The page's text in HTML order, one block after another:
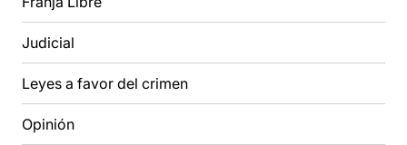
Judicial
Leyes a favor del crimen
Opinión